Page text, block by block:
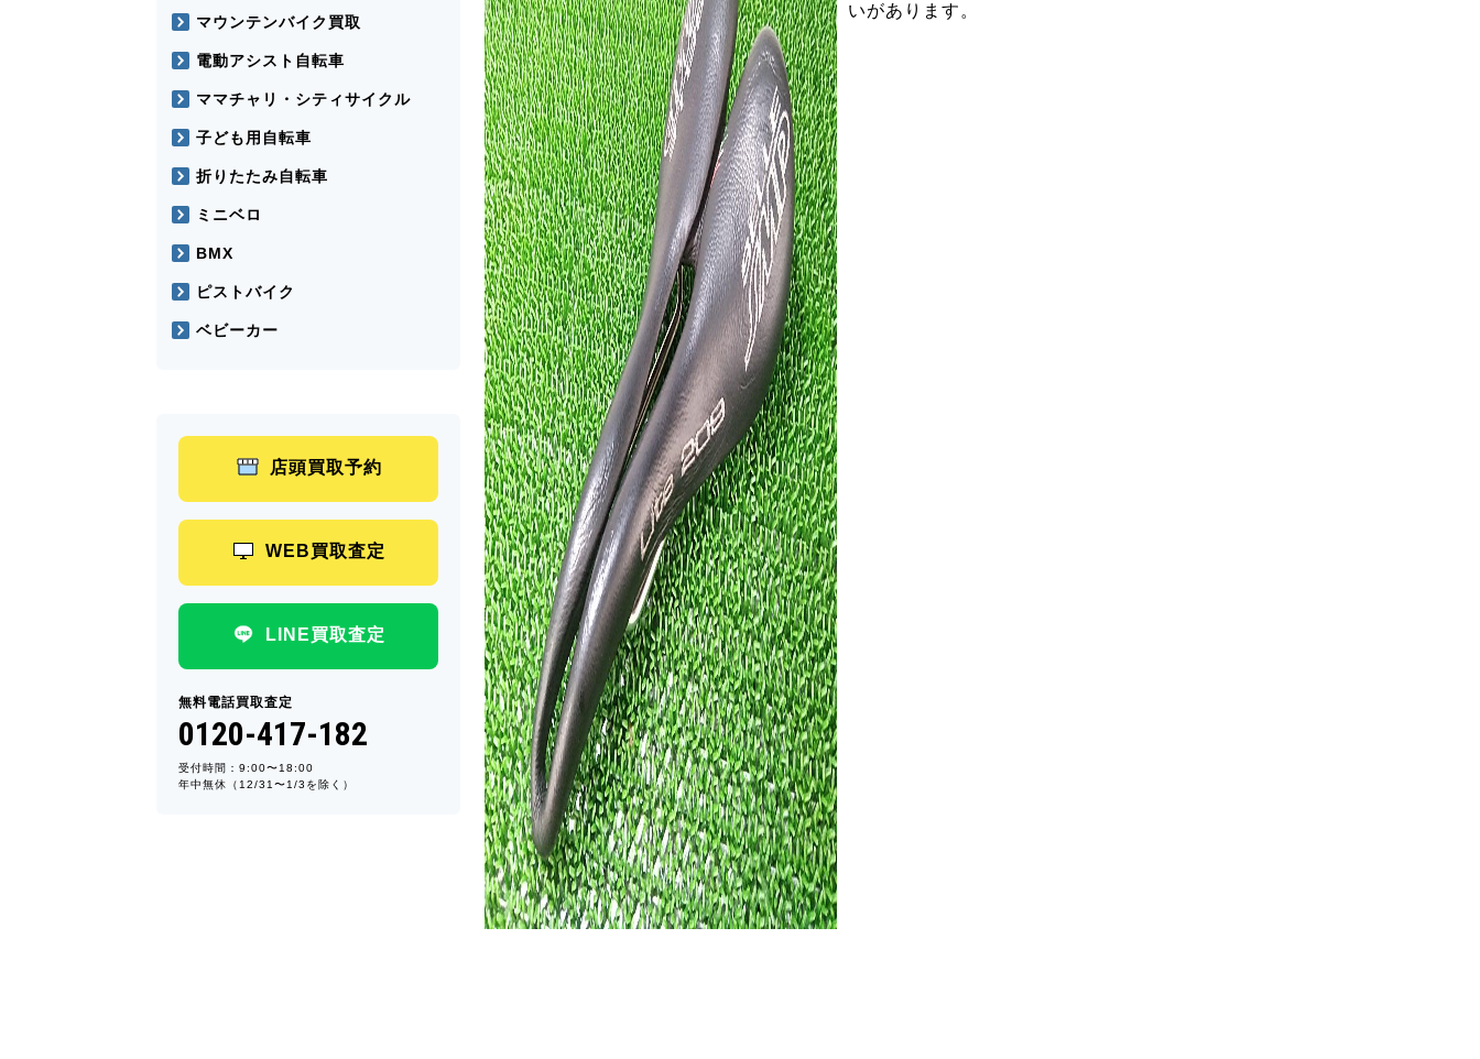
いがあります。
マウンテンバイク買取
電動アシスト自転車
ママチャリ・シティサイクル
子ども用自転車
折りたたみ自転車
ミニベロ
BMX
ピストバイク
ベビーカー
店頭買取予約
WEB買取査定
LINE買取査定
無料電話買取査定
0120-417-182
受付時間：9:00〜18:00
年中無休（12/31〜1/3を除く）